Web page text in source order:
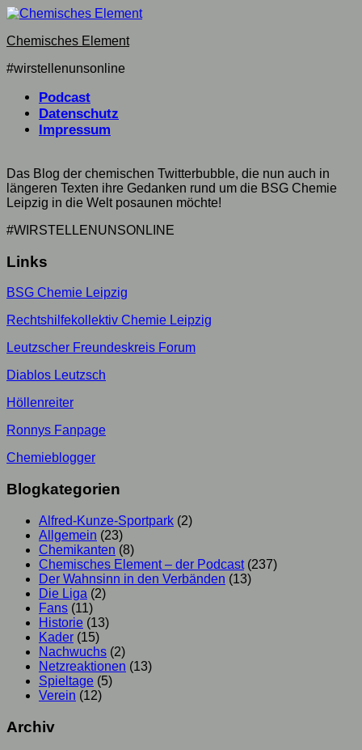
Skip
content
Chemisches Element
#wirstellenunsonline
Podcast
Datenschutz
Impressum
Das Blog der chemischen Twitterbubble, die nun auch in
längeren Texten ihre Gedanken rund um die BSG Chemie
Leipzig in die Welt posaunen möchte!
#WIRSTELLENUNSONLINE
Links
BSG Chemie Leipzig
Rechtshilfekollektiv Chemie Leipzig
Leutzscher Freundeskreis Forum
Diablos Leutzsch
Höllenreiter
Ronnys Fanpage
Chemieblogger
Blogkategorien
Alfred-Kunze-Sportpark (2)
Allgemein (23)
Chemikanten (8)
Chemisches Element – der Podcast(237)
Der Wahnsinn in den Verbänden (13)
Die Liga (2)
Fans (11)
Historie (13)
Kader (15)
Nachwuchs (2)
Netzreaktionen (13)
Spieltage (5)
Verein (12)
Archiv